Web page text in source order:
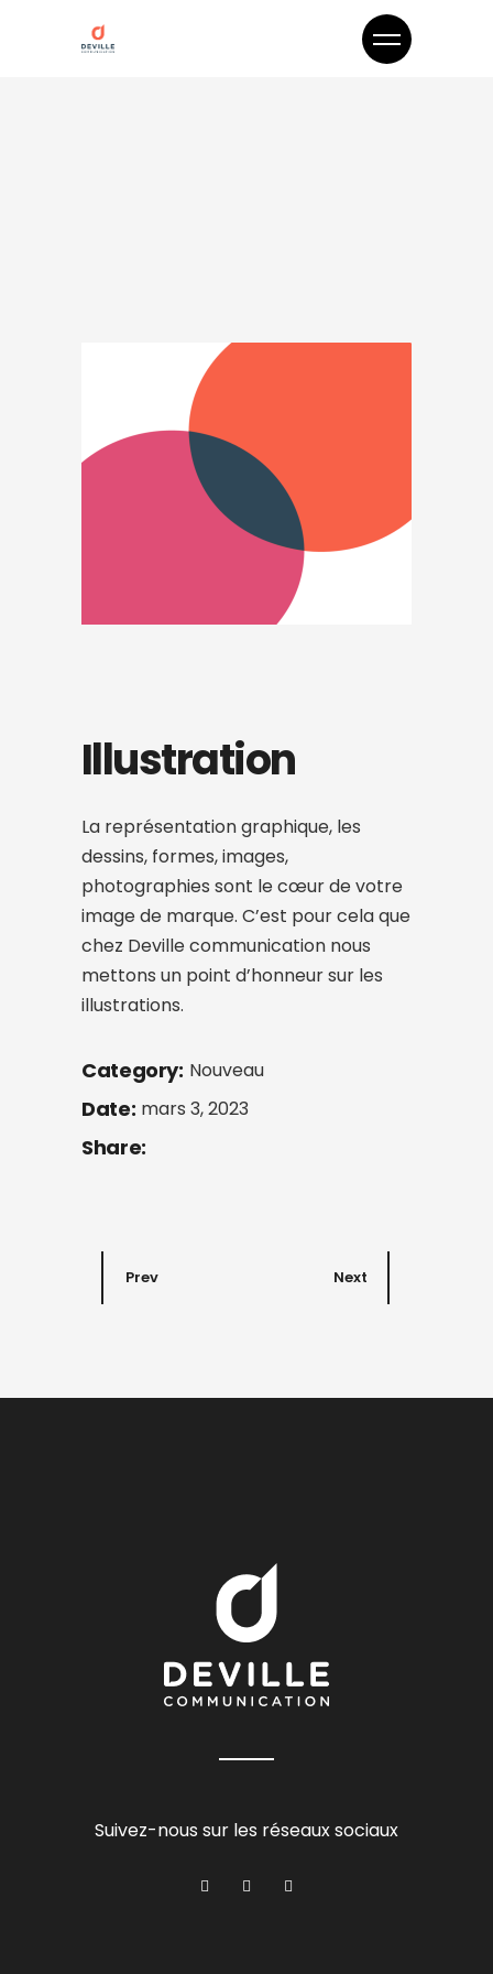
Illustration
La représentation graphique, les
dessins, formes, images,
photographies sont le cœur de votre
image de marque. C’est pour cela que
chez Deville communication nous
mettons un point d’honneur sur les
illustrations.
Category: Nouveau
Date: mars 3, 2023
Share:
Prev Next
Suivez-nous sur les réseaux sociaux